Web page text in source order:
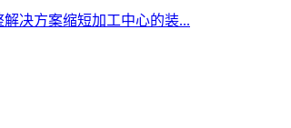
决方案缩短加工中心的装...